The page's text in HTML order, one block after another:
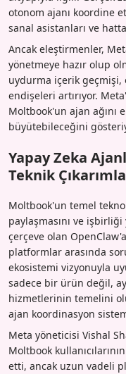
otonom ajanı koordine
sanal asistanları ve
Ancak eleştirmenler,
yönetmeye hazır olup
uydurma içerik geçmişi,
endişeleri artırıyor.
Moltbook'un ajan ağını
büyütebileceğini
Yapay Zeka
Teknik
Moltbook'un temel
paylaşmasını ve işbirliği
çerçeve olan
platformlar arasında
ekosistemi vizyonuyla
sadece bir ürün değil,
hizmetlerinin temelini
ajan koordinasyon
Meta yöneticisi Vishal
Moltbook
etti, ancak uzun vadeli